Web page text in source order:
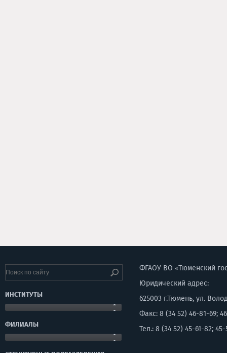
ИНСТИТУТЫ
ФИЛИАЛЫ
ФГАОУ ВО «Тюменский
Юридический адрес:
625003 г.Тюмень, ул.
Факс: 8 (34 52) 46-81-69;
Тел.: 8 (34 52) 45-61-82; 45-